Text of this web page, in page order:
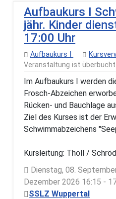
Aufbaukurs I
jähr. Kinder
17:00 Uhr
Aufbaukurs I
Veranstaltung ist überbucht
Im Aufbaukurs I werden
Frosch-Abzeichen
Rücken- und Bauchlage
Ziel des Kurses ist der
Schwimmabzeichens
Kursleitung: Tholl /
Dienstag, 08.
Dezember 2026 16:15 -
SSLZ Wuppertal